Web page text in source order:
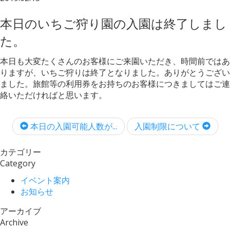
本日のいちご狩り園の入園は終了しまし
た。
本日も大変たくさんのお客様にご来園いただき、時間前ではあ
りますが、いちご狩りは終了となりました。ありがとうござい
ました。旅館等の利用券をお持ちのお客様につきましてはご連
絡いただければと思います。
本日の入園可能人数が... 入園制限について
カテゴリー
Category
イベント案内
お知らせ
アーカイブ
Archive